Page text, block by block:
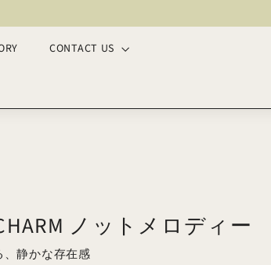
CONTACT US
ノットメロディー
静かな存在感